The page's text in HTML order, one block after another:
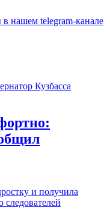
в нашем telegram-канале